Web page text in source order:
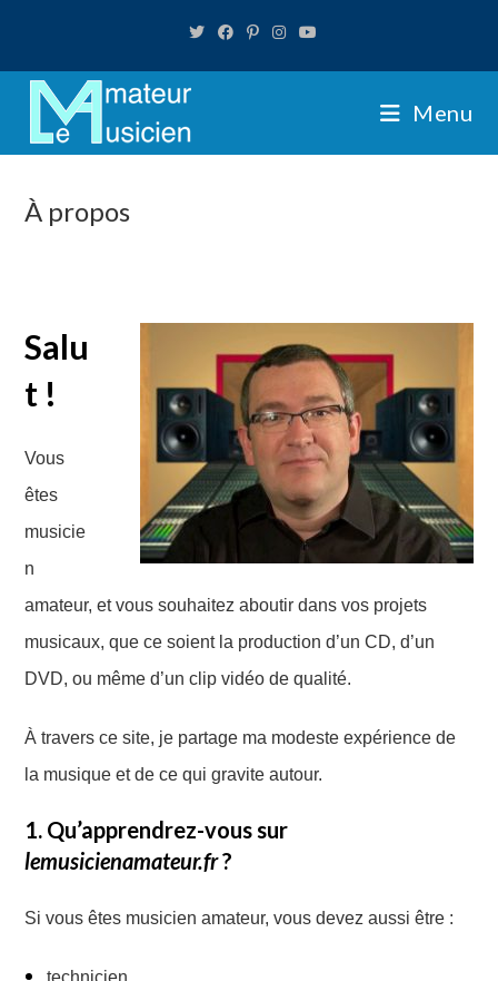
content
Menu
À propos
Salu
t !
Vous
êtes
musicie
n
amateur, et vous souhaitez aboutir dans vos projets
musicaux, que ce soient la production d’un CD, d’un
DVD, ou même d’un clip vidéo de qualité.
À travers ce site, je partage ma modeste expérience de
la musique et de ce qui gravite autour.
1. Qu’apprendrez-vous sur
lemusicienamateur.fr?
Si vous êtes musicien amateur, vous devez aussi être :
technicien